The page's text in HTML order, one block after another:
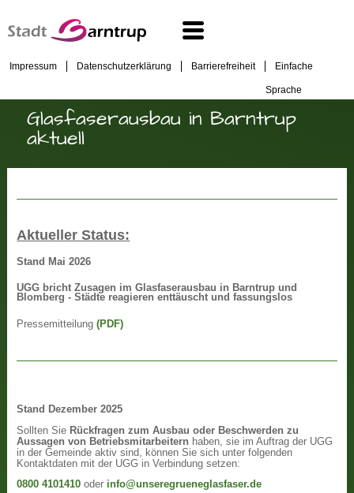
Impressum Datenschutzerklärung Barrierefreiheit Einfache
Sprache
Glasfaserausbau in Barntrup
aktuell
Aktueller Status:
Stand Mai 2026
UGG bricht Zusagen im Glasfaserausbau in Barntrup und
Blomberg - Städte reagieren enttäuscht und fassungslos
Pressemitteilung(PDF)
Stand Dezember 2025
Sollten Sie Rückfragen zum Ausbau oder Beschwerden zu
Aussagen von Betriebsmitarbeitern haben, sie im Auftrag der UGG
in der Gemeinde aktiv sind, können Sie sich unter folgenden
Kontaktdaten mit der UGG in Verbindung setzen:
0800 4101410 oder info@unseregrueneglasfaser.de